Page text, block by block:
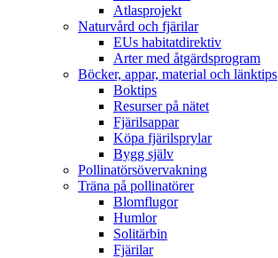
Atlasprojekt
Naturvård och fjärilar
EUs habitatdirektiv
Arter med åtgärdsprogram
Böcker, appar, material och länktips
Boktips
Resurser på nätet
Fjärilsappar
Köpa fjärilsprylar
Bygg själv
Pollinatörsövervakning
Träna på pollinatörer
Blomflugor
Humlor
Solitärbin
Fjärilar